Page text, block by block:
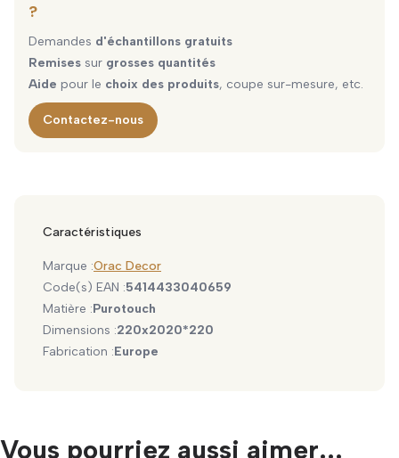
?
Demandes d'échantillons gratuits
Remises sur grosses quantités
Aide pour le choix des produits, coupe sur-mesure, etc.
Contactez-nous
Caractéristiques
Marque :Orac Decor
Code(s) EAN :5414433040659
Matière :Purotouch
Dimensions :220x2020*220
Fabrication :Europe
Vous pourriez aussi aimer...